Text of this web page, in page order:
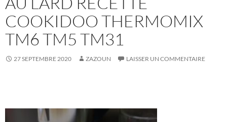
COOKIDOO THERMOMIX
TM6 TM5 TM31
27 SEPTEMBRE 2020 ZAZOUN LAISSER UN COMMENTAIRE